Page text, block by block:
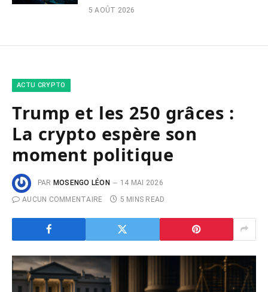
5 AOÛT 2026
ACTU CRYPTO
Trump et les 250 grâces :
La crypto espère son
moment politique
PAR MOSENGO LÉON
14 MAI 2026
AUCUN COMMENTAIRE
5 MINS READ